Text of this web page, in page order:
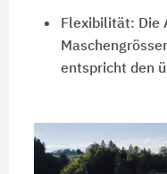
Flexibilität: Die
entspricht den